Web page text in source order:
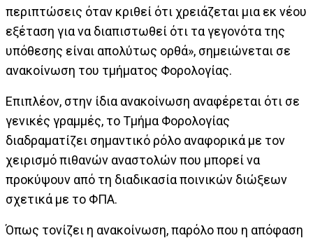
περιπτώσεις όταν κριθεί ότι χρειάζεται μια εκ νέου
εξέταση για να διαπιστωθεί ότι τα γεγονότα της
υπόθεσης είναι απολύτως ορθά», σημειώνεται σε
ανακοίνωση του τμήματος Φορολογίας.
Επιπλέον, στην ίδια ανακοίνωση αναφέρεται ότι σε
γενικές γραμμές, το Τμήμα Φορολογίας
διαδραματίζει σημαντικό ρόλο αναφορικά με τον
χειρισμό πιθανών αναστολών που μπορεί να
προκύψουν από τη διαδικασία ποινικών διώξεων
σχετικά με το ΦΠΑ.
Όπως τονίζει η ανακοίνωση, παρόλο που η απόφαση